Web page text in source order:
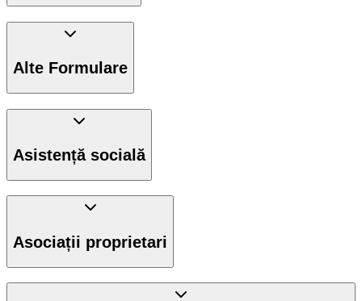
Alte Formulare
Asistență socială
Asociații proprietari